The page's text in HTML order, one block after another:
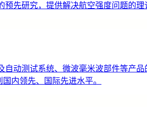
先研究，提供解决航空强度问题的
动测试系统、微波毫米波部件等产
内领先、国际先进水平。